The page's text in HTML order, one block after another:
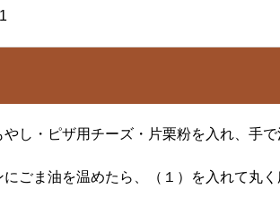
し・ピザ用チーズ・片栗粉を入れ、手で
にごま油を温めたら、（１）を入れて丸